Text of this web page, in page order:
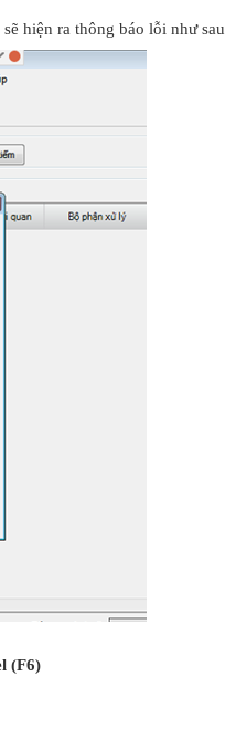
hiện ra thông báo lỗi như sau
(F6)